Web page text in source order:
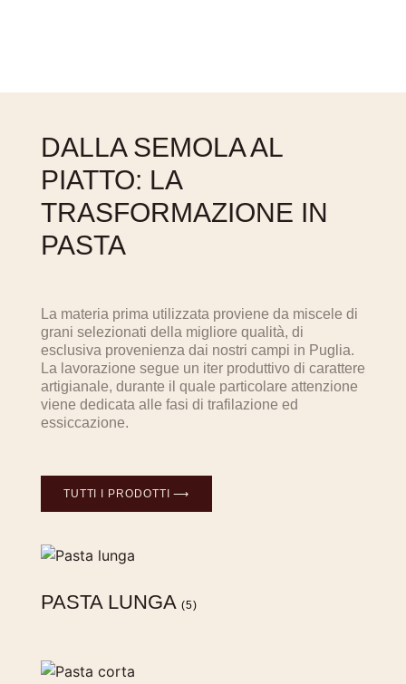
DALLA SEMOLA AL
PIATTO: LA
TRASFORMAZIONE IN
PASTA
La materia prima utilizzata proviene da miscele di
grani selezionati della migliore qualità, di
esclusiva provenienza dai nostri campi in Puglia.
La lavorazione segue un iter produttivo di carattere
artigianale, durante il quale particolare attenzione
viene dedicata alle fasi di trafilazione ed
essiccazione.
TUTTI I PRODOTTI ⟶
PASTA LUNGA (5)